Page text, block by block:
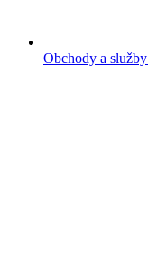
Obchody a služby